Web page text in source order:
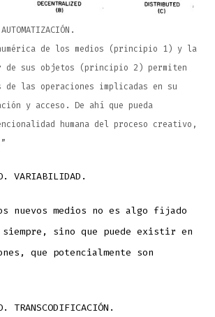
de los medios (principio 1) y la
de sus objetos (principio 2) permiten
de las operaciones implicadas en su
y acceso. De ahí que pueda
humana del proceso creativo,
VARIABILIDAD.
nuevos medios no es algo fijado
siempre, sino que puede existir en
que potencialmente son
TRANSCODIFICACIÓN.